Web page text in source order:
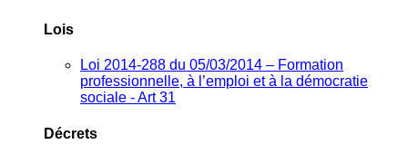
Lois
Loi 2014-288 du 05/03/2014 – Formation
professionnelle, à l’emploi et à la démocratie
sociale - Art 31
Décrets